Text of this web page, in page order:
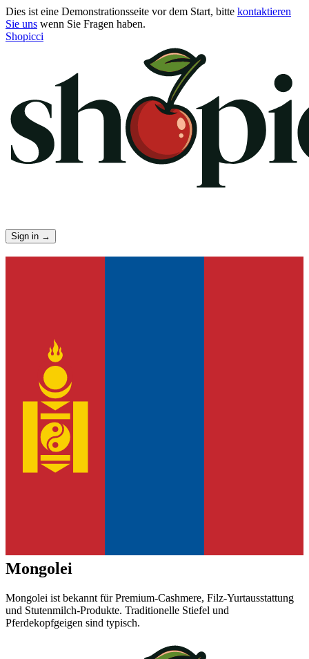
Dies ist eine Demonstrationsseite vor dem Start, bitte kontaktieren
Sie uns wenn Sie Fragen haben.
Shopicci
Sign in →
Mongolei
Mongolei ist bekannt für Premium-Cashmere, Filz-Yurtausstattung
und Stutenmilch-Produkte. Traditionelle Stiefel und
Pferdekopfgeigen sind typisch.